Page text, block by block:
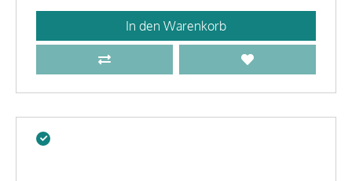
In den Warenkorb